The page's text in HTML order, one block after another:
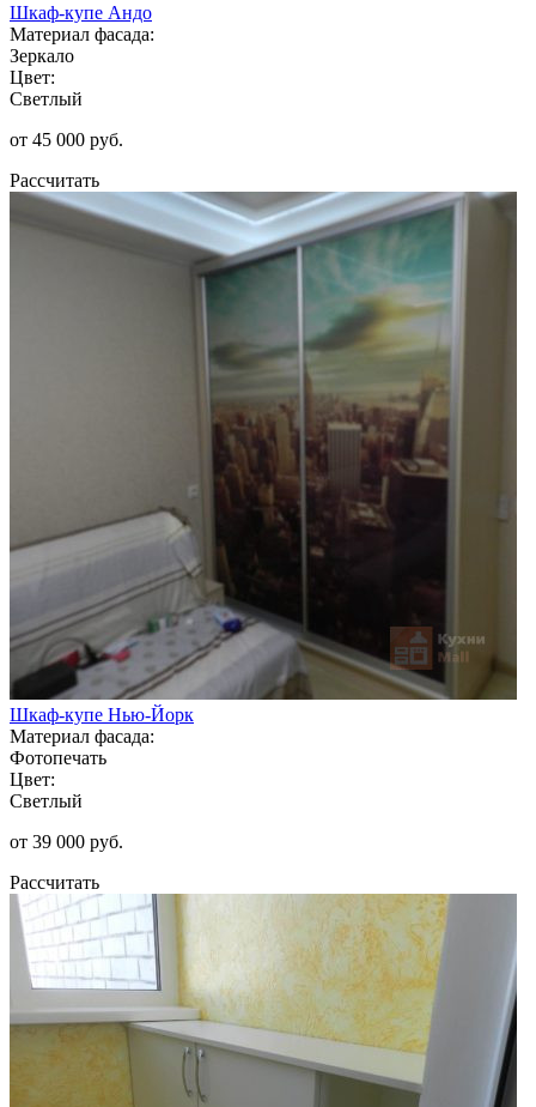
Шкаф-купе Андо
Материал фасада:
Зеркало
Цвет:
Светлый
от 45 000 руб.
Рассчитать
Шкаф-купе Нью-Йорк
Материал фасада:
Фотопечать
Цвет:
Светлый
от 39 000 руб.
Рассчитать